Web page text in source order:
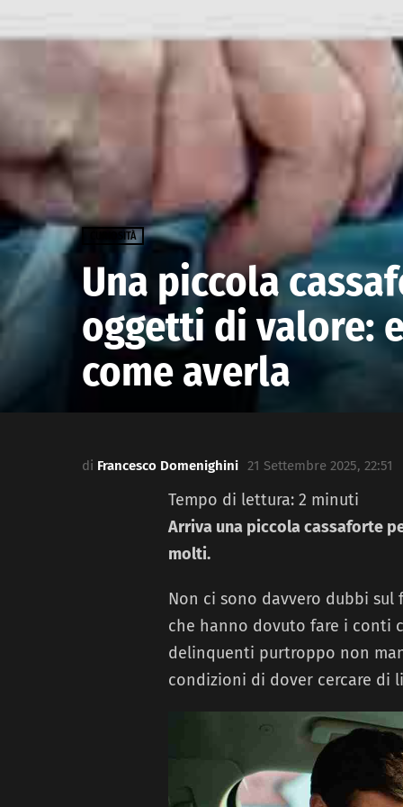
CURIOSITÀ
Una piccola
oggetti di valore:
come averla
di Francesco Domenighini 21 Settembre 2025, 22:51
Tempo di lettura: 2 minuti
Arriva una piccola cassaforte
molti.
Non ci sono davvero dubbi
che hanno dovuto fare i conti
delinquenti purtroppo non
condizioni di dover cercare di